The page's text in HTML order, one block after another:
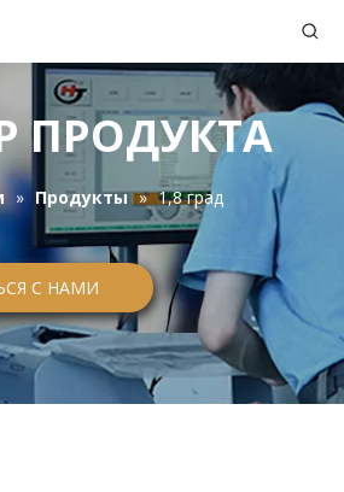
ПРОДУКТА
» Продукты » 1,8 град
С НАМИ